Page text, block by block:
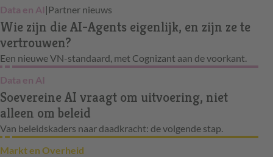
Data en AI |Partner nieuws
Wie zijn die AI-Agents eigenlijk, en zijn ze te
vertrouwen?
Een nieuwe VN-standaard, met Cognizant aan de voorkant.
Data en AI
Soevereine AI vraagt om uitvoering, niet
alleen om beleid
Van beleidskaders naar daadkracht: de volgende stap.
Markt en Overheid